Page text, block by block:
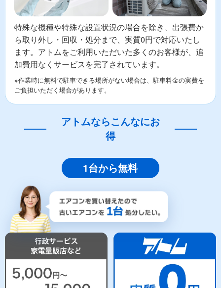
特殊な機種や特殊な設置状況の場合を除き、出張費か
ら取り外し・回収・処分まで、実質0円で対応いたし
ます。アトムをご利用いただいた多くのお客様が、追
加費用なくサービスを完了されています。
※作業時に無料で駐車できる場所がない場合は、駐車料金の実費を
ご負担いただく場合があります。
アトムならこんなにお
得
1台から無料